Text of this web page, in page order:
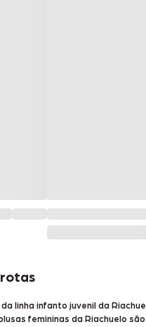
da linha infanto juvenil da
femininas da Riachuelo